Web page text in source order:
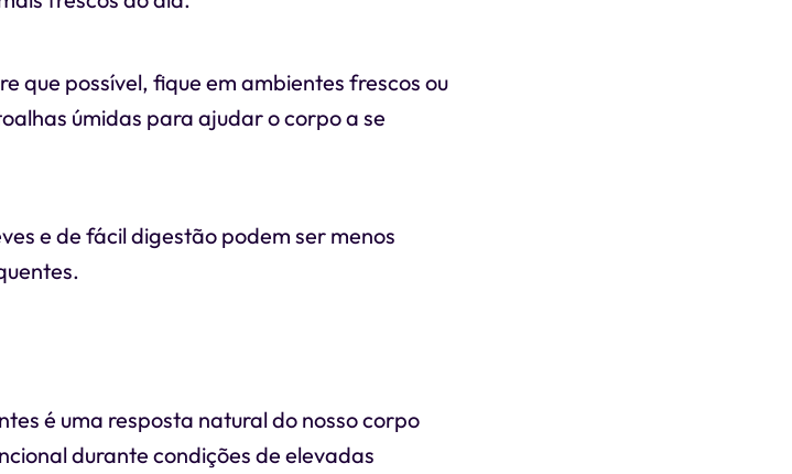
que possível, fique em ambientes frescos ou
úmidas para ajudar o corpo a se
e de fácil digestão podem ser menos
é uma resposta natural do nosso corpo
durante condições de elevadas